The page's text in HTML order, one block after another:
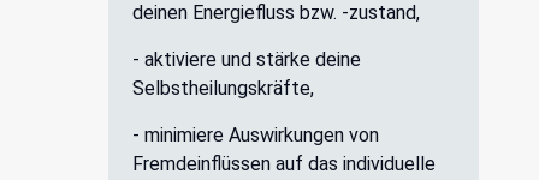
deinen Energiefluss bzw. -zustand,
- aktiviere und stärke deine
Selbstheilungskräfte,
- minimiere Auswirkungen von
Fremdeinflüssen auf das individuelle